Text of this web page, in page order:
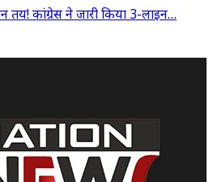
तय! कांग्रेस ने जारी किया 3-लाइन…